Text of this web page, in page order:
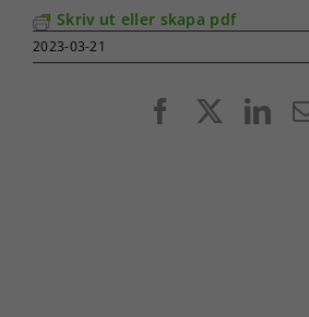
Skriv ut eller skapa pdf
2023-03-21
Facebook